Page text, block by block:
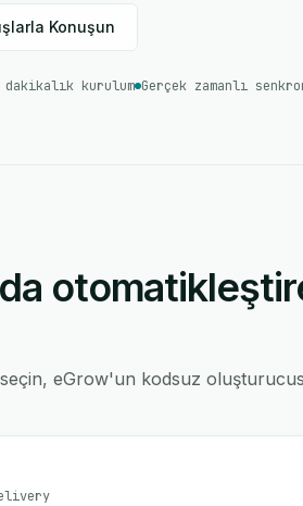
Konuşun
dakikalık kurulum Gerçek zamanlı
seçin, eGrow'un kodsuz